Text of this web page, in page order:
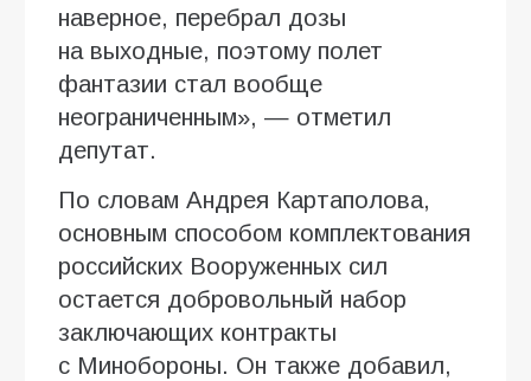
наверное, перебрал дозы
на выходные, поэтому полет
фантазии стал вообще
неограниченным», — отметил
депутат.
По словам Андрея Картаполова,
основным способом комплектования
российских Вооруженных сил
остается добровольный набор
заключающих контракты
с Минобороны. Он также добавил,